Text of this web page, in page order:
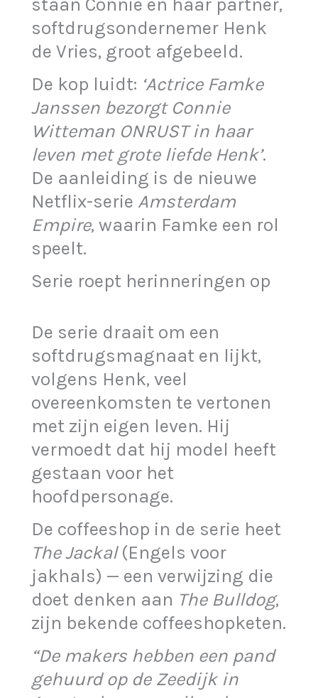
softdrugsondernemer Henk
de Vries, groot afgebeeld.
De kop luidt: ‘Actrice Famke
Janssen bezorgt Connie
Witteman ONRUST in haar
leven met grote liefde Henk’.
De aanleiding is de nieuwe
Netflix-serie Amsterdam
Empire, waarin Famke een rol
speelt.
Serie roept herinneringen op
De serie draait om een
softdrugsmagnaat en lijkt,
volgens Henk, veel
overeenkomsten te vertonen
met zijn eigen leven. Hij
vermoedt dat hij model heeft
gestaan voor het
hoofdpersonage.
De coffeeshop in de serie heet
The Jackal(Engels voor
jakhals) — een verwijzing die
doet denken aan The Bulldog,
zijn bekende coffeeshopketen.
“De makers hebben een pand
gehuurd op de Zeedijk in